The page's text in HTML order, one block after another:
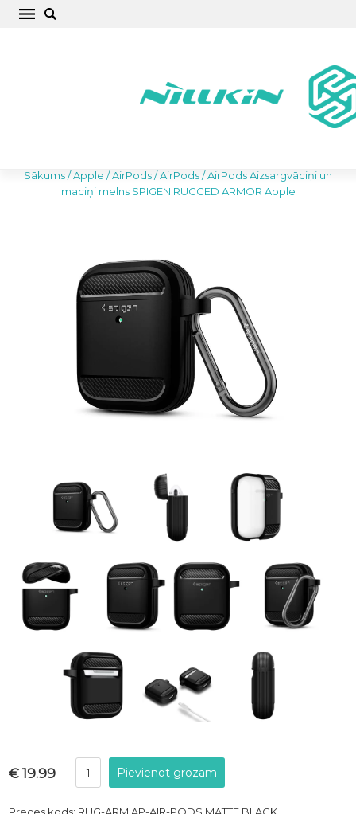
Apple AirPods Aizsargvāciņi un maciņi melns
Sākums/Apple /AirPods/AirPods/AirPods Aizsargvāciņi un
maciņi melns SPIGEN RUGGED ARMOR Apple
€ 19.99